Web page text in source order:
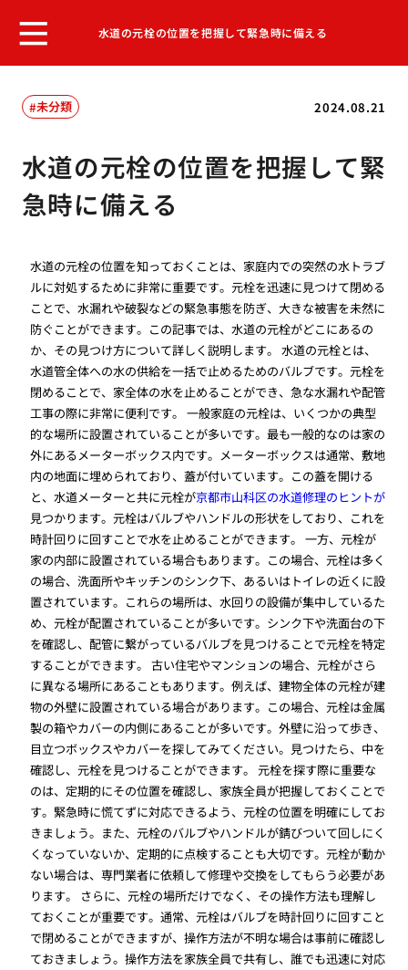
水道の元栓の位置を把握して緊急時に備える
2024.08.21
未分類
水道の元栓の位置を把握して緊
急時に備える
水道の元栓の位置を知っておくことは、家庭内での突然の水トラブ
ルに対処するために非常に重要です。元栓を迅速に見つけて閉める
ことで、水漏れや破裂などの緊急事態を防ぎ、大きな被害を未然に
防ぐことができます。この記事では、水道の元栓がどこにあるの
か、その見つけ方について詳しく説明します。 水道の元栓とは、
水道管全体への水の供給を一括で止めるためのバルブです。元栓を
閉めることで、家全体の水を止めることができ、急な水漏れや配管
工事の際に非常に便利です。 一般家庭の元栓は、いくつかの典型
的な場所に設置されていることが多いです。最も一般的なのは家の
外にあるメーターボックス内です。メーターボックスは通常、敷地
内の地面に埋められており、蓋が付いています。この蓋を開ける
と、水道メーターと共に元栓が京都市山科区の水道修理のヒントが
見つかります。元栓はバルブやハンドルの形状をしており、これを
時計回りに回すことで水を止めることができます。 一方、元栓が
家の内部に設置されている場合もあります。この場合、元栓は多く
の場合、洗面所やキッチンのシンク下、あるいはトイレの近くに設
置されています。これらの場所は、水回りの設備が集中しているた
め、元栓が配置されていることが多いです。シンク下や洗面台の下
を確認し、配管に繋がっているバルブを見つけることで元栓を特定
することができます。 古い住宅やマンションの場合、元栓がさら
に異なる場所にあることもあります。例えば、建物全体の元栓が建
物の外壁に設置されている場合があります。この場合、元栓は金属
製の箱やカバーの内側にあることが多いです。外壁に沿って歩き、
目立つボックスやカバーを探してみてください。見つけたら、中を
確認し、元栓を見つけることができます。 元栓を探す際に重要な
のは、定期的にその位置を確認し、家族全員が把握しておくことで
す。緊急時に慌てずに対応できるよう、元栓の位置を明確にしてお
きましょう。また、元栓のバルブやハンドルが錆びついて回しにく
くなっていないか、定期的に点検することも大切です。元栓が動か
ない場合は、専門業者に依頼して修理や交換をしてもらう必要があ
ります。 さらに、元栓の場所だけでなく、その操作方法も理解し
ておくことが重要です。通常、元栓はバルブを時計回りに回すこと
で閉めることができますが、操作方法が不明な場合は事前に確認し
ておきましょう。操作方法を家族全員で共有し、誰でも迅速に対応